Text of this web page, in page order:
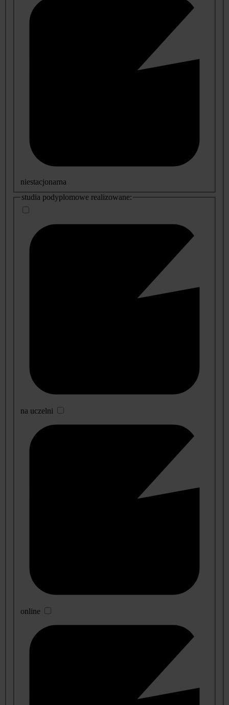
niestacjonarna
studia podyplomowe realizowane:
na uczelni
online